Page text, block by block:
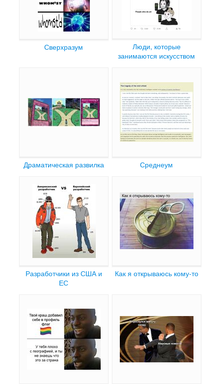
Сверхразум
Люди, которые
занимаются искусством
Драматическая развилка Среднеум
Разработчики из США и
ЕС
Как я открываюсь кому-то